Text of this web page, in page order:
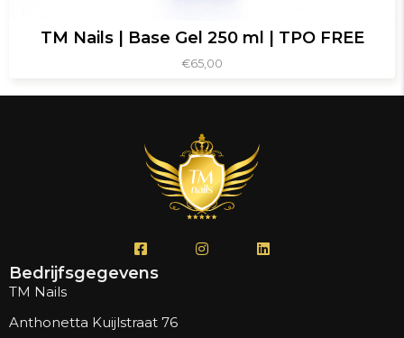
TM Nails | Base Gel 250 ml | TPO FREE
€65,00
Bedrijfsgegevens
TM Nails
Anthonetta Kuijlstraat 76